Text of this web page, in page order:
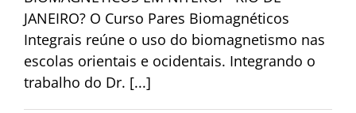
JANEIRO? O Curso Pares Biomagnéticos
Integrais reúne o uso do biomagnetismo nas
escolas orientais e ocidentais. Integrando o
trabalho do Dr. [...]